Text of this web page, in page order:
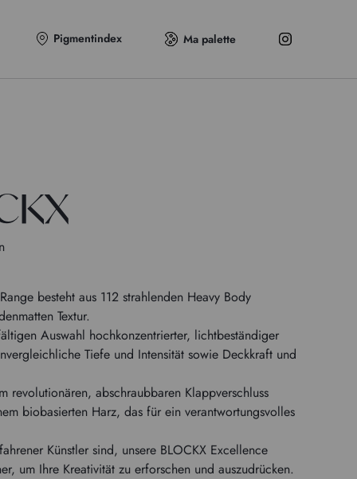
Pigmentindex Ma palette
besteht aus 112 strahlenden Heavy Body
Textur.
Auswahl hochkonzentrierter, lichtbeständiger
Tiefe und Intensität sowie Deckkraft und
revolutionären, abschraubbaren Klappverschluss
biobasierten Harz, das für ein verantwortungsvolles
Künstler sind, unsere BLOCKX Excellence
um Ihre Kreativität zu erforschen und auszudrücken.